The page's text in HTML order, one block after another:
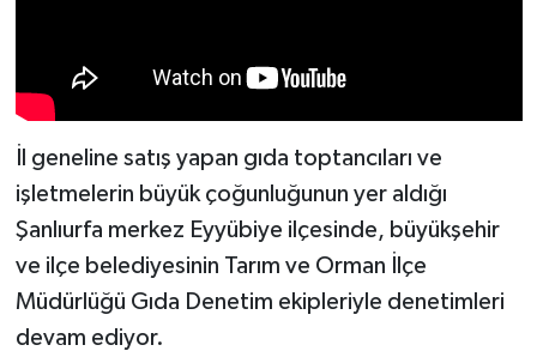
İl geneline satış yapan gıda toptancıları ve
işletmelerin büyük çoğunluğunun yer aldığı
Şanlıurfa merkez Eyyübiye ilçesinde, büyükşehir
ve ilçe belediyesinin Tarım ve Orman İlçe
Müdürlüğü Gıda Denetim ekipleriyle denetimleri
devam ediyor.